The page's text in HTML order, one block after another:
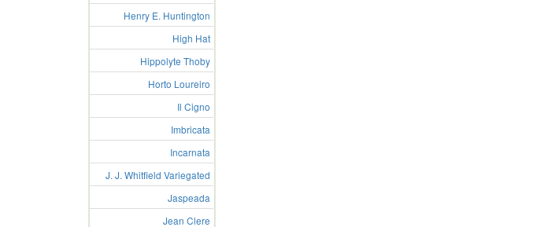
Henry E. Huntington
High Hat
Hippolyte Thoby
Horto Loureiro
Il Cigno
Imbricata
Incarnata
J. J. Whitfield Variegated
Jaspeada
Jean Clere